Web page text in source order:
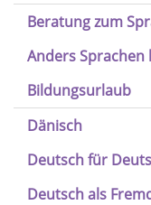
Beratung zum
Anders Sprachen
Bildungsurlaub
Dänisch
Deutsch für
Deutsch als